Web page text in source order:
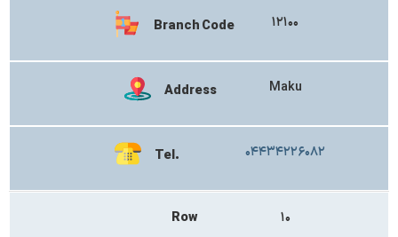
Branch Code ۱۲۱۰۰
Address Maku
Tel. ۰۴۴۳۴۲۲۶۰۸۲
Row ۱۰